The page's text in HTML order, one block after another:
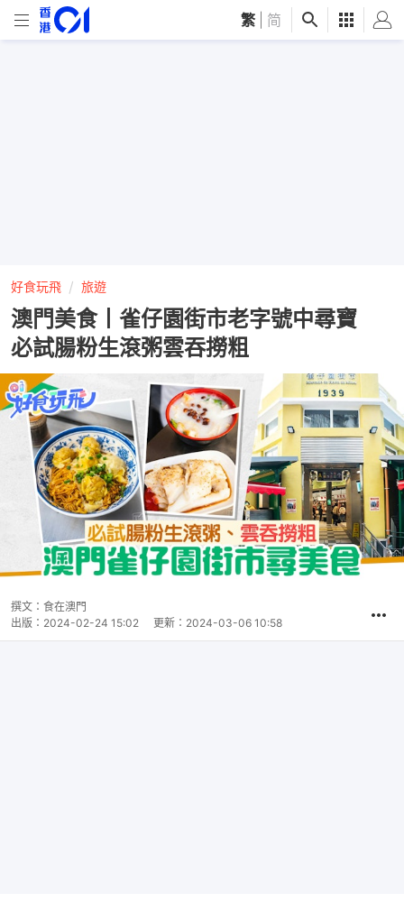
繁 简
好食玩飛 旅遊
澳門美食丨雀仔園街市老字號中尋寶
必試腸粉生滾粥雲吞撈粗
撰文： 食在澳門
出版： 2024-02-24 15:02 更新： 2024-03-06 10:58